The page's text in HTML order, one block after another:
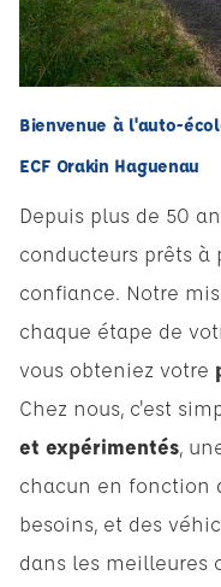
Bienvenue à l'auto-
ECF Orakin Haguenau
Depuis plus de 50
conducteurs prêts
confiance. Notre
chaque étape de
vous obteniez votre
Chez nous, c'est
et expérimentés,
chacun en fonction
besoins, et des
dans les meilleures